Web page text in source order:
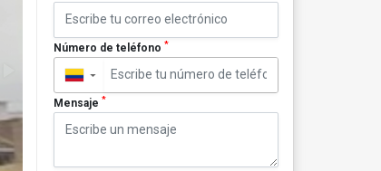
Número de teléfono *
▼
Mensaje *